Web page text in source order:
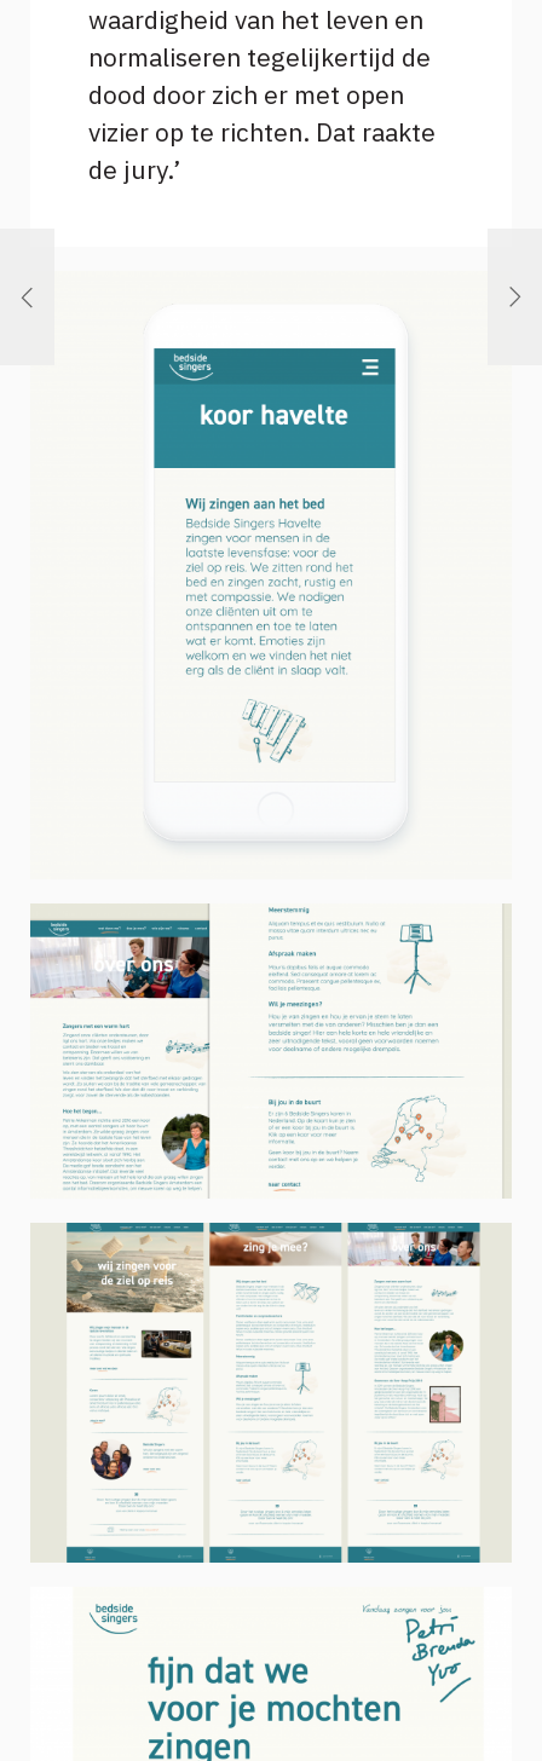
waardigheid van het leven en
normaliseren tegelijkertijd de
dood door zich er met open
vizier op te richten. Dat raakte
de jury.’